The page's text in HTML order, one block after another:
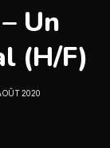
Un
(H/F)
2020